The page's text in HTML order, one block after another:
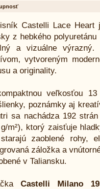
Castelli Lace Heart
z hebkého
a vizuálne
vytvoreným
a originality.
veľkosťou
poznámky aj
sa nachádza 192
m²), ktorý zaisťuje
zaoblené rohy,
záložka a
v Taliansku.
Castelli Milano